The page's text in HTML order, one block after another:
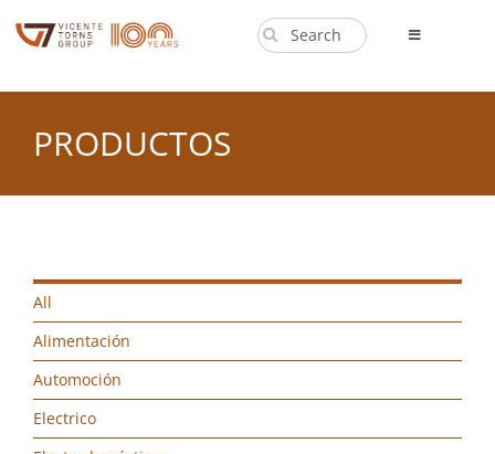
Buscar:
Toggle
PRODUCTOS
EMPRESA
PRODUCTOS
All
Alimentación
Automoción
Electrico